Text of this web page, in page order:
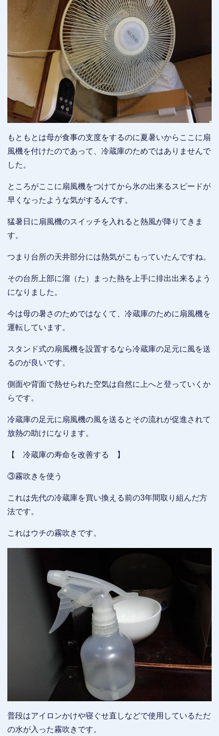
もともとは母が食事の支度をするのに夏暑いからここに扇
風機を付けたのであって、冷蔵庫のためではありませんで
した。
ところがここに扇風機をつけてから氷の出来るスピードが
早くなったような気がするんです。
猛暑日に扇風機のスイッチを入れると熱風が降りてきま
す。
つまり台所の天井部分には熱気がこもっていたんですね。
その台所上部に溜（た）まった熱を上手に排出出来るよう
になりました。
今は母の暑さのためではなくて、冷蔵庫のために扇風機を
運転しています。
スタンド式の扇風機を設置するなら冷蔵庫の足元に風を送
るのが良いです。
側面や背面で熱せられた空気は自然に上へと登っていくか
らです。
冷蔵庫の足元に扇風機の風を送るとその流れが促進されて
放熱の助けになります。
【 冷蔵庫の寿命を改善する 】
③霧吹きを使う
これは先代の冷蔵庫を買い換える前の3年間取り組んだ方
法です。
これはウチの霧吹きです。
普段はアイロンかけや寝ぐせ直しなどで使用しているただ
の水が入った霧吹きです。